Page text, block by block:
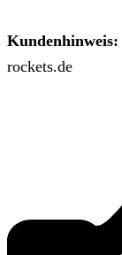
Kundenhinweis:
rockets.de